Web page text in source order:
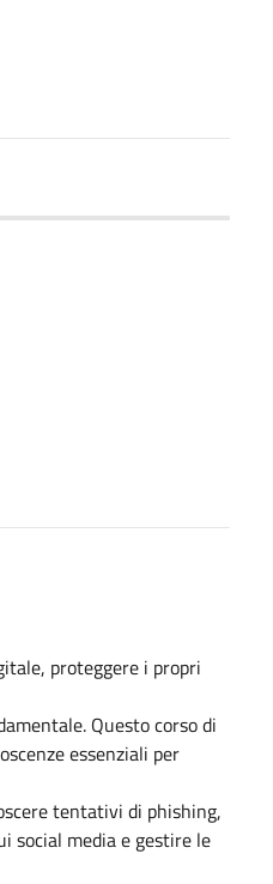
proteggere i propri
Questo corso di
essenziali per
tentativi di phishing,
social media e gestire le